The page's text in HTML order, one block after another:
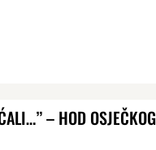
– HOD